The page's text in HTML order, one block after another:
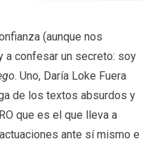
(aunque nos
confesar un secreto: soy
. Uno, Daría Loke Fuera
de los textos absurdos y
que es el que lleva a
ante sí mismo e